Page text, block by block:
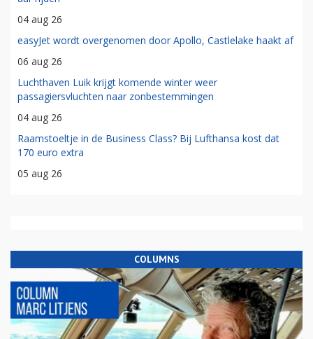
04 aug 26
easyJet wordt overgenomen door Apollo, Castlelake haakt af
06 aug 26
Luchthaven Luik krijgt komende winter weer
passagiersvluchten naar zonbestemmingen
04 aug 26
Raamstoeltje in de Business Class? Bij Lufthansa kost dat
170 euro extra
05 aug 26
COLUMNS